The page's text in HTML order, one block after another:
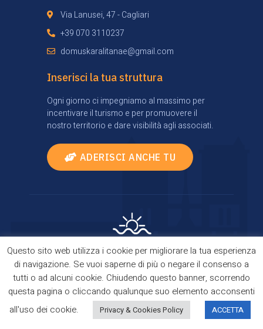
Via Lanusei, 47 - Cagliari
+39 070 3110237
domuskaralitanae@gmail.com
Inserisci la tua struttura
Ogni giorno ci impegniamo al massimo per
incentivare il turismo e per promuovere il
nostro territorio e dare visibilità agli associati.
ADERISCI ANCHE TU
Privacy Policy| Cookie Policy| Comes true thanks
toTourismBrain
Copyright © 2021 Domus Kalaritanae. All Rights
Reserved.
Questo sito web utilizza i cookie per migliorare la tua esperienza
di navigazione. Se vuoi saperne di più o negare il consenso a
tutti o ad alcuni cookie. Chiudendo questo banner, scorrendo
questa pagina o cliccando qualunque suo elemento acconsenti
all'uso dei cookie.
Privacy & Cookies Policy ACCETTA